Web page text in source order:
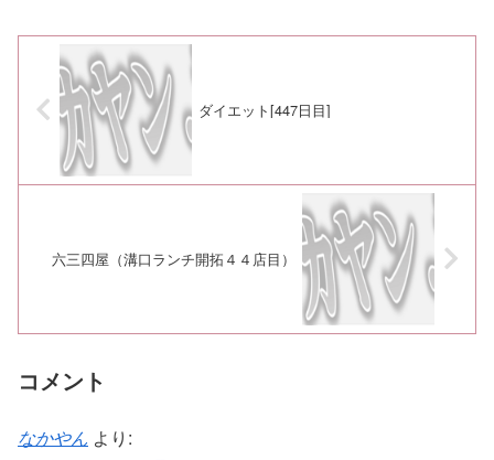
ダイエット[447日目]
六三四屋（溝口ランチ開拓４４店目）
コメント
なかやん より: